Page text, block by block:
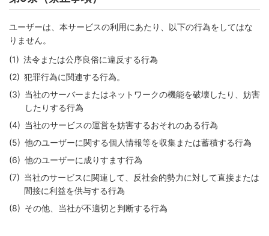
ユーザーは、本サービスの利用にあたり、以下の行為をしてはな
りません。
法令または公序良俗に違反する行為
犯罪行為に関連する行為。
当社のサーバーまたはネットワークの機能を破壊したり、妨害
したりする行為
当社のサービスの運営を妨害するおそれのある行為
他のユーザーに関する個人情報等を収集または蓄積する行為
他のユーザーに成りすます行為
当社のサービスに関連して、反社会的勢力に対して直接または
間接に利益を供与する行為
その他、当社が不適切と判断する行為